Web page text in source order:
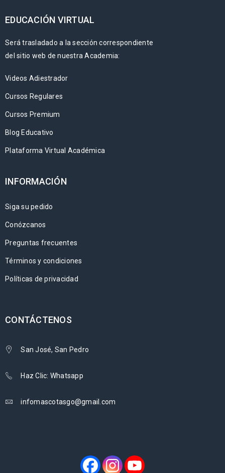
EDUCACIÓN VIRTUAL
Será trasladado a la sección correspondiente
del sitio web de nuestra Academia:
Videos Adiestrador
Cursos Regulares
Cursos Premium
Blog Educativo
Plataforma Virtual Académica
INFORMACIÓN
Siga su pedido
Conózcanos
Preguntas frecuentes
Términos y condiciones
Políticas de privacidad
CONTÁCTENOS
San José, San Pedro
Haz Clic: Whatsapp
infomascotasgo@gmail.com